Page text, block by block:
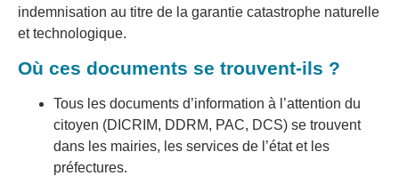
indemnisation au titre de la garantie catastrophe naturelle
et technologique.
Où ces documents se trouvent-ils ?
Tous les documents d’information à l’attention du
citoyen (DICRIM, DDRM, PAC, DCS) se trouvent
dans les mairies, les services de l’état et les
préfectures.